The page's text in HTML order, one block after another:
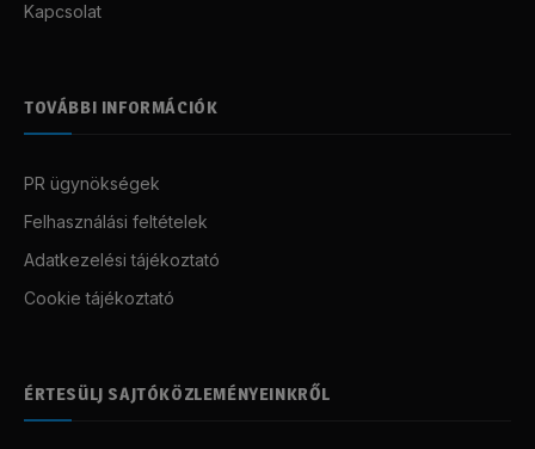
Kapcsolat
TOVÁBBI INFORMÁCIÓK
PR ügynökségek
Felhasználási feltételek
Adatkezelési tájékoztató
Cookie tájékoztató
ÉRTESÜLJ SAJTÓKÖZLEMÉNYEINKRŐL